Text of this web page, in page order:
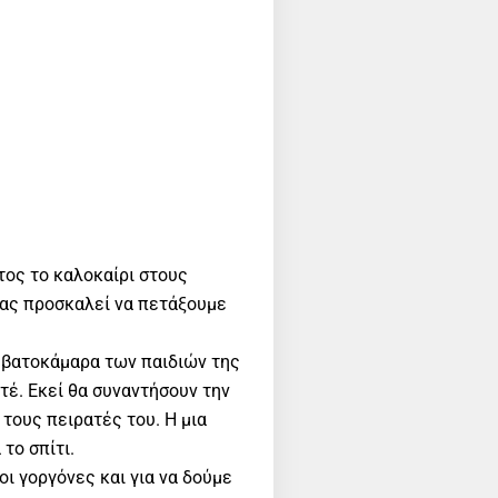
το καλοκαίρι στους
προσκαλεί να πετάξουμε
των παιδιών της
Εκεί θα συναντήσουν την
πειρατές του. Η μια
σπίτι.
γοργόνες και για να δούμε